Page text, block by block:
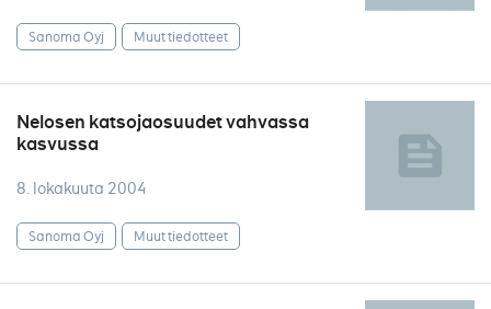
Sanoma Oyj Muut tiedotteet
Nelosen katsojaosuudet vahvassa
kasvussa
8. lokakuuta 2004
Sanoma Oyj Muut tiedotteet